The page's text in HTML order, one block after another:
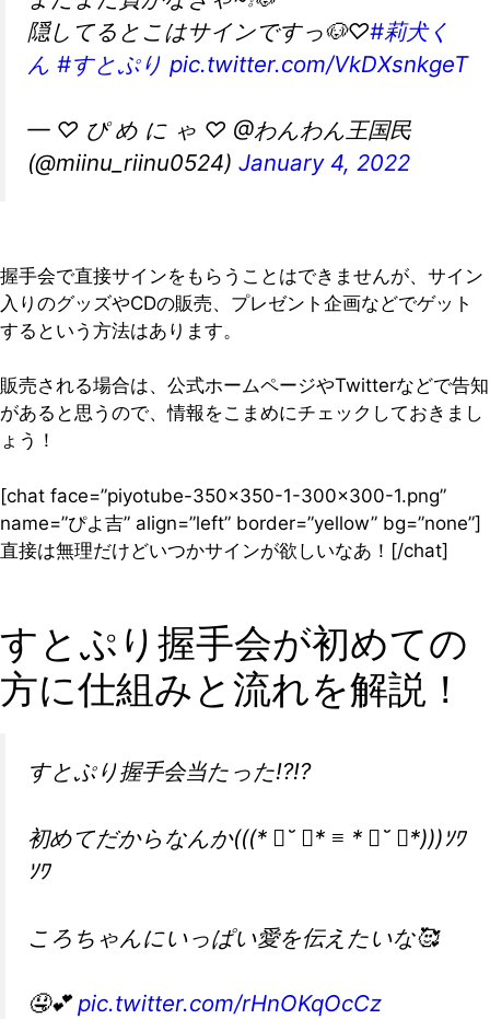
隠してるとこはサインですっ🐶♡#莉犬く
ん #すとぷり pic.twitter.com/VkDXsnkgeT
— ♡ ぴ め に ゃ ♡ @わんわん王国民
(@miinu_riinu0524) January 4, 2022
握手会で直接サインをもらうことはできませんが、サイン
入りのグッズやCDの販売、プレゼント企画などでゲット
するという方法はあります。
販売される場合は、公式ホームページやTwitterなどで告知
があると思うので、情報をこまめにチェックしておきまし
ょう！
[chat face=”piyotube-350×350-1-300×300-1.png”
name=”ぴよ吉” align=”left” border=”yellow” bg=”none”]
直接は無理だけどいつかサインが欲しいなあ！[/chat]
すとぷり握手会が初めての
方に仕組みと流れを解説！
すとぷり握手会当たった!?!?
初めてだからなんか(((* ॑˘ ॑* ≡ * ॑˘ ॑*)))ｿﾜ
ｿﾜ
ころちゃんにいっぱい愛を伝えたいな🥰
🤤💕pic.twitter.com/rHnOKqOcCz